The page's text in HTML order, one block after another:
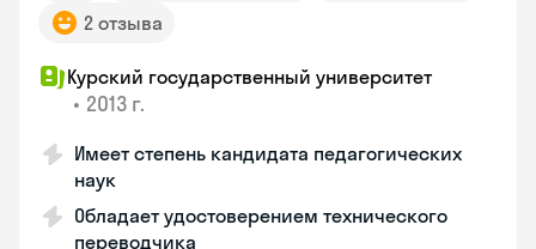
2 отзыва
Курский государственный университет
• 2013 г.
Имеет степень кандидата педагогических
наук
Обладает удостоверением технического
переводчика